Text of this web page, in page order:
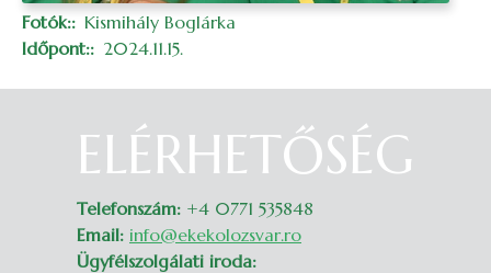
Fotók: Kismihály Boglárka
Időpont:
2024.11.15.
ELÉRHETŐSÉG
Telefonszám: +4 0771 535848
Email: info@ekekolozsvar.ro
Ügyfélszolgálati iroda: